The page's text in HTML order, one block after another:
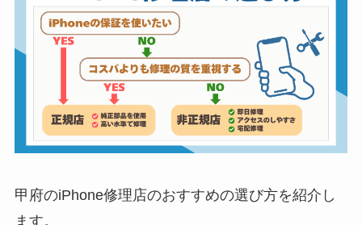
甲府のiPhone修理店のおすすめの選び方を紹介し
ます。